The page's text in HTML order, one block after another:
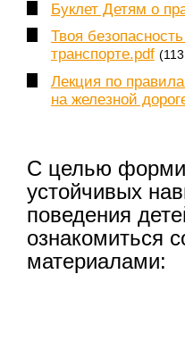
Буклет Детям о
Твоя
транспорте.pdf
Лекция по
на железной
С целью
устойчивых
поведения
ознакомиться
материалами: